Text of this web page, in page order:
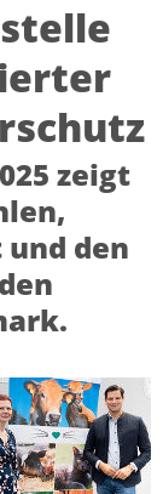
zeigt
den